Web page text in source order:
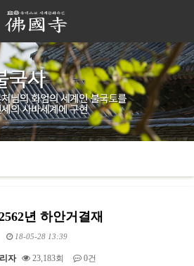
년 하안거결재
18-05-28 13:39
자 23,183회 0건